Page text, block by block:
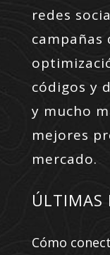
redes
campañas
códigos y
y mucho
mejores
mercado.
ÚLTIMAS
Cómo